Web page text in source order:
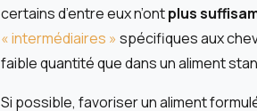
certains d’entre eux n’ontplus
« intermédiaires » spécifiques aux
faible quantité que dans un aliment
Si possible, favoriser un aliment